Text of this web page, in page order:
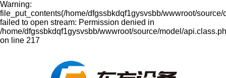
Warning:
file_put_contents(/home/dfgssbkdqf1gysvsbb/wwwroot/
failed to open stream: Permission denied in
/home/dfgssbkdqf1gysvsbb/wwwroot/source/model/
on line 217